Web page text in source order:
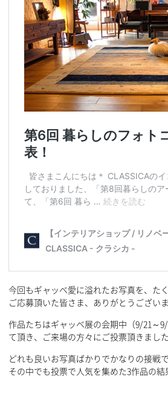
今回もギャッベ愛に溢れたお写真を、た
ご応募頂いた皆さま、ありがとうござい
作品たちはギャッベ展の会期中（9/21～
て頂き、ご来場の方々にご投票頂きました
どれも良いお写真ばかりでかなりの接戦
その中でも投票で人気を集めた3作品の結